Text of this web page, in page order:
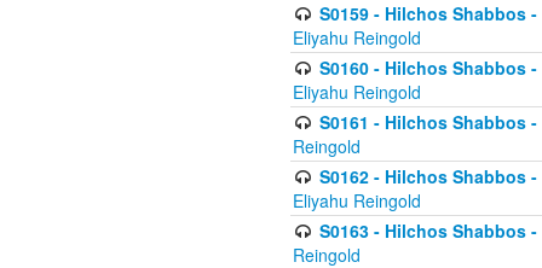
S0159 - Hilchos Shabbos
Eliyahu Reingold
S0160 - Hilchos Shabbos
Eliyahu Reingold
S0161 - Hilchos Shabbos
Reingold
S0162 - Hilchos Shabbos
Eliyahu Reingold
S0163 - Hilchos Shabbos
Reingold